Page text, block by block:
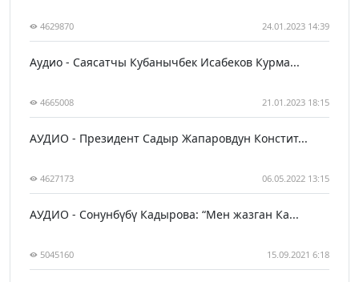
4629870 24.01.2023 14:39
Аудио - Саясатчы Кубанычбек Исабеков Курма...
4665008 21.01.2023 18:15
АУДИО - Президент Садыр Жапаровдун Констит...
4627173 06.05.2022 13:15
АУДИО - Сонунбүбү Кадырова: “Мен жазган Ка...
5045160 15.09.2021 6:18